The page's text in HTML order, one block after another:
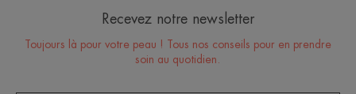
Recevez notre newsletter
Toujours là pour votre peau ! Tous nos conseils pour en prendre
soin au quotidien.